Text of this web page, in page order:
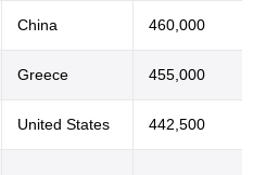
China 460,000
Greece 455,000
United States 442,500